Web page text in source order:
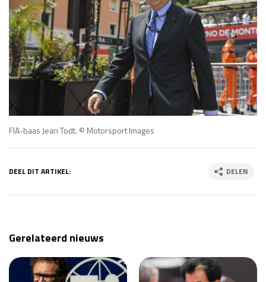
FIA-baas Jean Todt. © Motorsport Images
DEEL DIT ARTIKEL: DELEN
Gerelateerd nieuws